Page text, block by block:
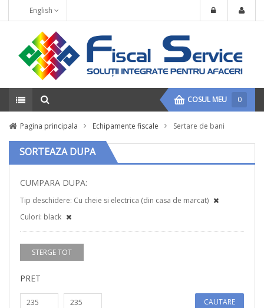
English
COSUL MEU 0
Pagina principala Echipamente fiscale Sertare de bani
SORTEAZA DUPA
CUMPARA DUPA:
Tip deschidere: Cu cheie si electrica (din casa de marcat)
Culori: black
STERGE TOT
PRET
CAUTARE